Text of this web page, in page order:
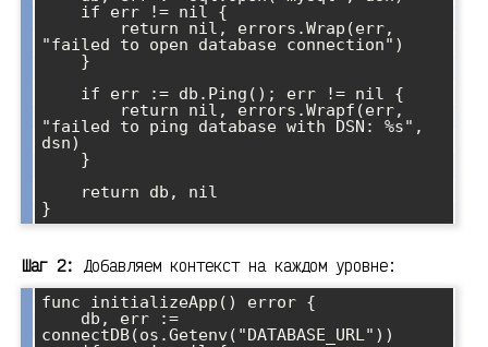
"failed to open database connection")
"failed to ping database with DSN: %s",
dsn)
Шаг 2: Добавляем контекст на каждом уровне:
func initializeApp() error {
connectDB(os.Getenv("DATABASE_URL"))